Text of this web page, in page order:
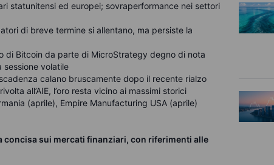
statunitensi ed europei; sovraperformance nei settori
di breve termine si allentano, ma persiste la
di Bitcoin da parte di MicroStrategy degno di nota
sessione volatile
calano bruscamente dopo il recente rialzo
all’AIE, l’oro resta vicino ai massimi storici
(aprile), Empire Manufacturing USA (aprile)
concisa sui mercati finanziari, con riferimenti alle